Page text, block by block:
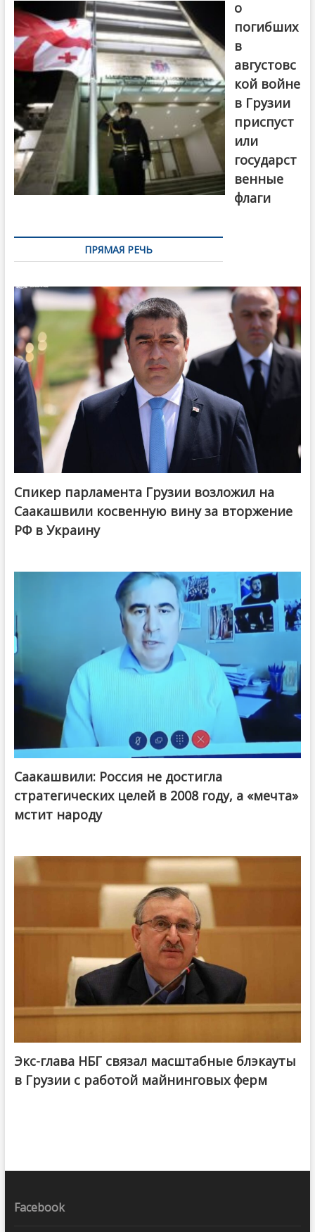
о
погибших
в
августовс
кой войне
в Грузии
приспуст
или
государст
венные
флаги
ПРЯМАЯ РЕЧЬ
Спикер парламента Грузии возложил на
Саакашвили косвенную вину за вторжение
РФ в Украину
Саакашвили: Россия не достигла
стратегических целей в 2008 году, а «мечта»
мстит народу
Экс-глава НБГ связал масштабные блэкауты
в Грузии с работой майнинговых ферм
Facebook